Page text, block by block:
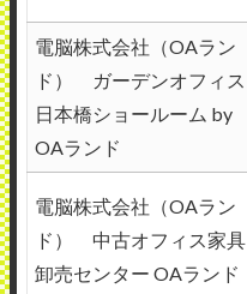
電脳株式会社（OAラン
ド） ガーデンオフィス
日本橋ショールーム by
OAランド
電脳株式会社（OAラン
ド） 中古オフィス家具
卸売センター OAランド